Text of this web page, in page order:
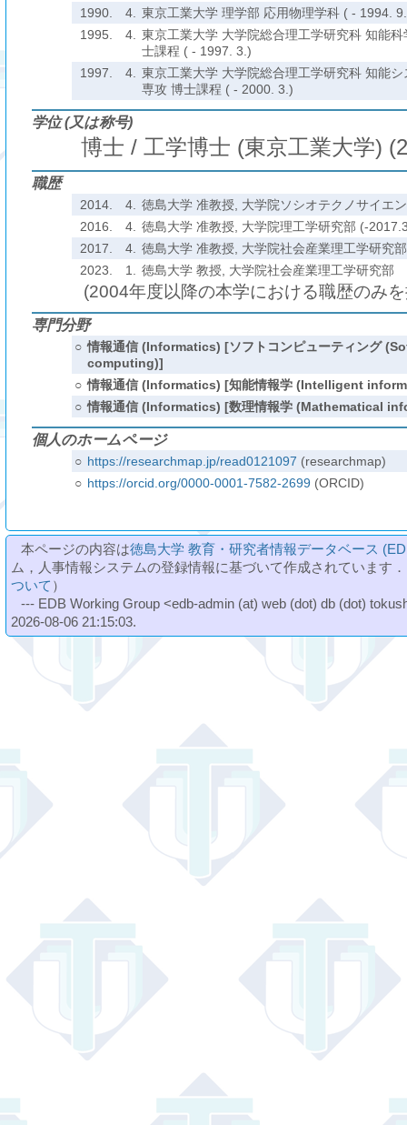
1990. 4.
東京工業大学 理学部 応用物理学科 ( - 1994.
1995.
4.
東京工業大学 大学院総合理工学研究科 知能科
士課程 ( - 1997. 3.)
1997.
4.
東京工業大学 大学院総合理工学研究科 知能シ
専攻 博士課程 ( - 2000. 3.)
学位 (又は称号)
博士 / 工学博士 (東京工業大学)
職歴
2014. 4.
徳島大学 准教授, 大学院ソシオテクノサイエ
2016.
4.
徳島大学 准教授, 大学院理工学研究部 (-
2017.
4.
徳島大学 准教授, 大学院社会産業理工学研究
2023.
1. 徳島大学 教授, 大学院社会産業理工学研究部
(2004年度以降の本学における職歴のみ
専門分野
○ 情報通信 (Informatics) [ソフトコンピューティング
computing)]
○ 情報通信 (Informatics) [知能情報学 (Intelligent
○ 情報通信 (Informatics) [数理情報学 (Mathematical
個人のホームページ
○ https://researchmap.jp/read0121097 (researchmap)
○ https://orcid.org/0000-0001-7582-2699 (ORCID)
本ページの内容は徳島大学 教育・研究者情報データベース
ム，人事情報システムの登録情報に基づいて作成されています
ついて ）
--- EDB Working Group <edb-admin (at) web (dot) db (dot)
2026-08-06 21:15:03.